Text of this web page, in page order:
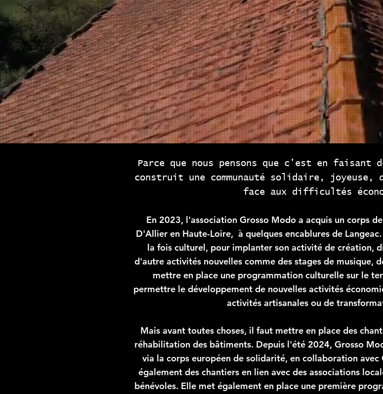
Parce que nous pensons que c'est en faisant
construit une communauté solidaire,
face aux difficultés
En 2023, l'association Grosso Modo a acquis un corps
D'Allier en Haute-Loire, à quelques encablures de
la fois culturel, pour implanter son activité de création,
d'autre activités nouvelles comme des stages de musique,
mettre en place une programmation culturelle sur le
permettre le développement de nouvelles activités
activités artisanales ou de
Mais avant toutes choses, il faut mettre en place des
réhabilitation des bâtiments. Depuis l'été 2024, Grosso
via la corps européen de solidarité, en collaboration
également des chantiers en lien avec des associations
bénévoles. Elle met également en place une première